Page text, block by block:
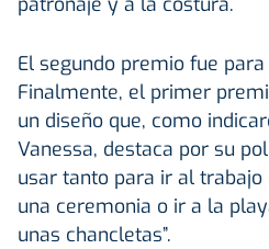
El segundo premio fue para
Finalmente, el primer
un diseño que, como
Vanessa, destaca por su
usar tanto para ir al
una ceremonia o ir a la
unas chancletas”.